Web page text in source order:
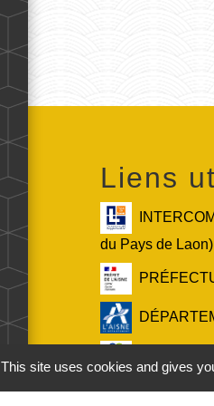
Liens
du Pays de Laon)
Service-
This site uses cookies and gives